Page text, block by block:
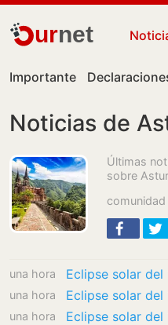
urnet
Importante
Noticias de
Últimas
sobre
una hora
una hora
una hora